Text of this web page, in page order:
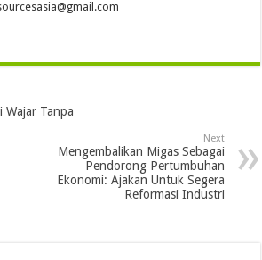
Wajar Tanpa
Next
Mengembalikan Migas Sebagai
Pendorong Pertumbuhan
Ekonomi: Ajakan Untuk Segera
Reformasi Industri